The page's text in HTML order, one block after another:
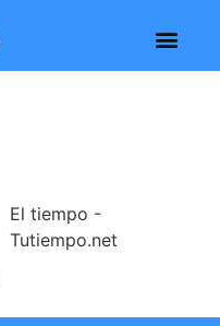
El tiempo -
Tutiempo.net